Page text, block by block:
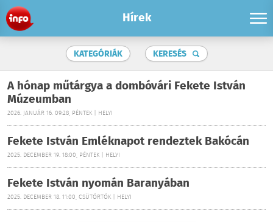
Hírek
KATEGÓRIÁK KERESÉS
A hónap műtárgya a dombóvári Fekete István
Múzeumban
2026. JANUÁR 16. 09:28, PÉNTEK | HELYI
Fekete István Emléknapot rendeztek Bakócán
2025. DECEMBER 19. 18:00, PÉNTEK | HELYI
Fekete István nyomán Baranyában
2025. DECEMBER 18. 11:00, CSÜTÖRTÖK | HELYI